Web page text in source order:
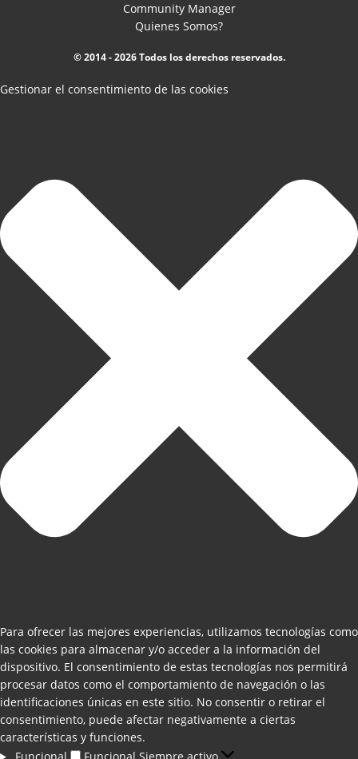
Community Manager
Quienes Somos?
© 2014 - 2026 Todos los derechos reservados.
Gestionar el consentimiento de las cookies
Para ofrecer las mejores experiencias, utilizamos tecnologías como
las cookies para almacenar y/o acceder a la información del
dispositivo. El consentimiento de estas tecnologías nos permitirá
procesar datos como el comportamiento de navegación o las
identificaciones únicas en este sitio. No consentir o retirar el
consentimiento, puede afectar negativamente a ciertas
características y funciones.